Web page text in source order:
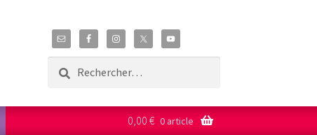
0,00 € 0 article